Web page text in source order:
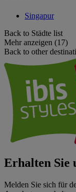
Singapur
Back to Städte list
Mehr anzeigen (17)
Back to other
Erhalten Sie
Melden Sie sich für